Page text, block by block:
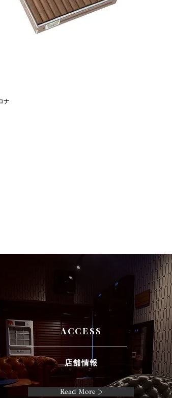
ナ
ACCESS
店舗情報
Read More >